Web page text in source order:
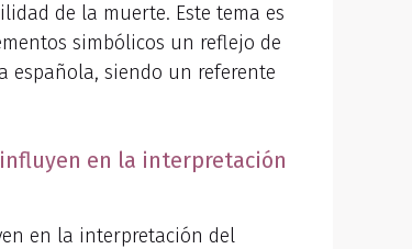
de la muerte. Este tema es
simbólicos un reflejo de
española, siendo un referente
en la interpretación
en la interpretación del